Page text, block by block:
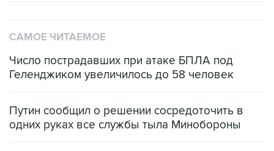
САМОЕ ЧИТАЕМОЕ
Число пострадавших при атаке БПЛА под
Геленджиком увеличилось до 58 человек
Путин сообщил о решении сосредоточить в
одних руках все службы тыла Минобороны